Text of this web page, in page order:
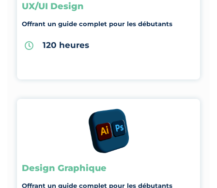
UX/UI Design
Offrant un guide complet pour les débutants
120 heures
Design Graphique
Offrant un guide complet pour les débutants